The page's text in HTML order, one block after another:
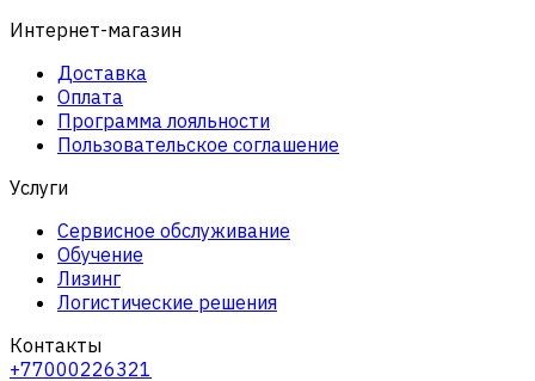
Интернет-магазин
Доставка
Оплата
Программа лояльности
Пользовательское соглашение
Услуги
Сервисное обслуживание
Обучение
Лизинг
Логистические решения
Контакты
+77000226321